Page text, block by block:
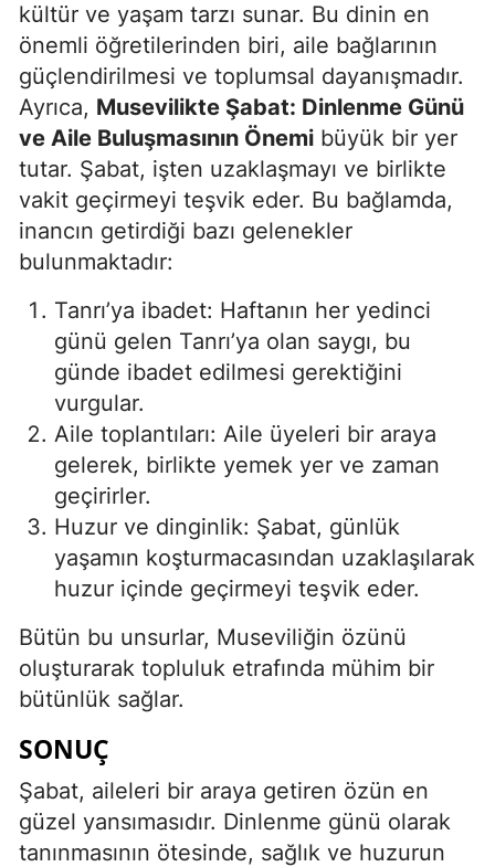
kültür ve yaşam tarzı sunar. Bu dinin en
önemli öğretilerinden biri, aile bağlarının
güçlendirilmesi ve toplumsal dayanışmadır.
Ayrıca, Musevilikte Şabat: Dinlenme Günü
ve Aile Buluşmasının Önemi büyük bir yer
tutar. Şabat, işten uzaklaşmayı ve birlikte
vakit geçirmeyi teşvik eder. Bu bağlamda,
inancın getirdiği bazı gelenekler
bulunmaktadır:
Tanrı’ya ibadet: Haftanın her yedinci
günü gelen Tanrı’ya olan saygı, bu
günde ibadet edilmesi gerektiğini
vurgular.
Aile toplantıları: Aile üyeleri bir araya
gelerek, birlikte yemek yer ve zaman
geçirirler.
Huzur ve dinginlik: Şabat, günlük
yaşamın koşturmacasından uzaklaşılarak
huzur içinde geçirmeyi teşvik eder.
Bütün bu unsurlar, Museviliğin özünü
oluşturarak topluluk etrafında mühim bir
bütünlük sağlar.
SONUÇ
Şabat, aileleri bir araya getiren özün en
güzel yansımasıdır. Dinlenme günü olarak
tanınmasının ötesinde, sağlık ve huzurun